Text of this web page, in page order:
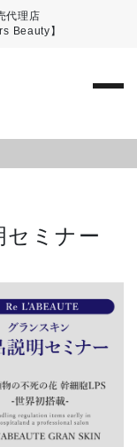
代理店
Beauty】
セミナー